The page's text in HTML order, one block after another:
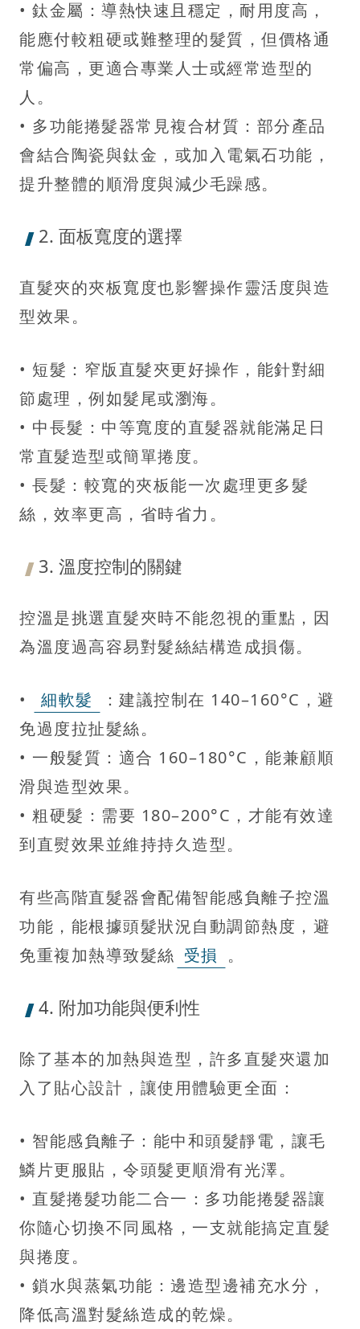
• 鈦金屬：導熱快速且穩定，耐用度高，
能應付較粗硬或難整理的髮質，但價格通
常偏高，更適合專業人士或經常造型的
人。
• 多功能捲髮器常見複合材質：部分產品
會結合陶瓷與鈦金，或加入電氣石功能，
提升整體的順滑度與減少毛躁感。
2. 面板寬度的選擇
直髮夾的夾板寬度也影響操作靈活度與造
型效果。
• 短髮：窄版直髮夾更好操作，能針對細
節處理，例如髮尾或瀏海。
• 中長髮：中等寬度的直髮器就能滿足日
常直髮造型或簡單捲度。
• 長髮：較寬的夾板能一次處理更多髮
絲，效率更高，省時省力。
3. 溫度控制的關鍵
控溫是挑選直髮夾時不能忽視的重點，因
為溫度過高容易對髮絲結構造成損傷。
• 細軟髮
：建議控制在 140–160°C，避
免過度拉扯髮絲。
• 一般髮質：適合 160–180°C，能兼顧順
滑與造型效果。
• 粗硬髮：需要 180–200°C，才能有效達
到直熨效果並維持持久造型。
有些高階直髮器會配備智能感負離子控溫
功能，能根據頭髮狀況自動調節熱度，避
免重複加熱導致髮絲 受損 。
4. 附加功能與便利性
除了基本的加熱與造型，許多直髮夾還加
入了貼心設計，讓使用體驗更全面：
• 智能感負離子：能中和頭髮靜電，讓毛
鱗片更服貼，令頭髮更順滑有光澤。
• 直髮捲髮功能二合一：多功能捲髮器讓
你隨心切換不同風格，一支就能搞定直髮
與捲度。
• 鎖水與蒸氣功能：邊造型邊補充水分，
降低高溫對髮絲造成的乾燥。